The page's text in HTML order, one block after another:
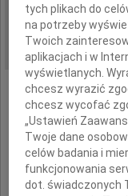
REGION:
DATA EMISJI:
tych plikach do
na potrzeby
Twoich
aplikacjach i w
wyświetlanych.
chcesz wyrazić
chcesz wycofać
„Ustawień
Twoje dane
celów badania i
funkcjonowania
dot. świadczonych